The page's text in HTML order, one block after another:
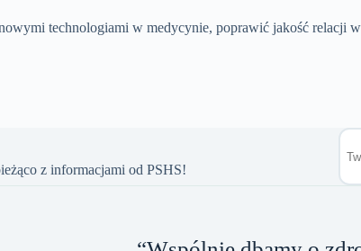
technologiami w medycynie, poprawić jakość relacji
z informacjami od PSHS!